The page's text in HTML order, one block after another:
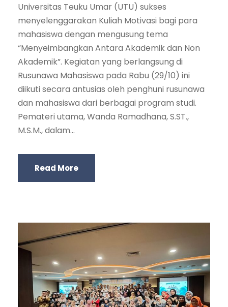
Universitas Teuku Umar (UTU) sukses
menyelenggarakan Kuliah Motivasi bagi para
mahasiswa dengan mengusung tema
“Menyeimbangkan Antara Akademik dan Non
Akademik”. Kegiatan yang berlangsung di
Rusunawa Mahasiswa pada Rabu (29/10) ini
diikuti secara antusias oleh penghuni rusunawa
dan mahasiswa dari berbagai program studi.
Pemateri utama, Wanda Ramadhana, S.ST.,
M.S.M., dalam...
Read More